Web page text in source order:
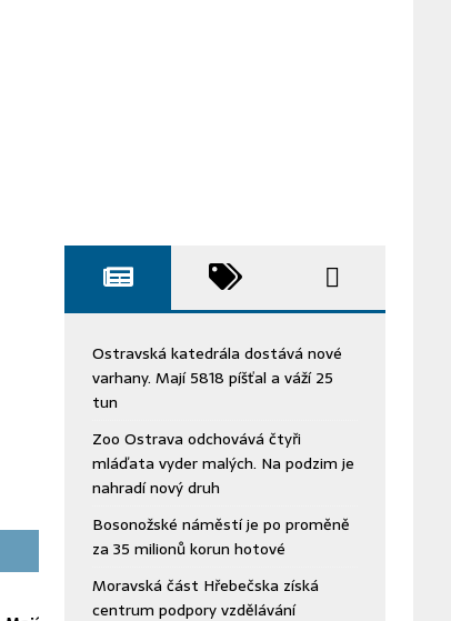
Ostravská katedrála dostává nové
varhany. Mají 5818 píšťal a váží 25
tun
Zoo Ostrava odchovává čtyři
mláďata vyder malých. Na podzim je
nahradí nový druh
Bosonožské náměstí je po proměně
za 35 milionů korun hotové
Moravská část Hřebečska získá
centrum podpory vzdělávání